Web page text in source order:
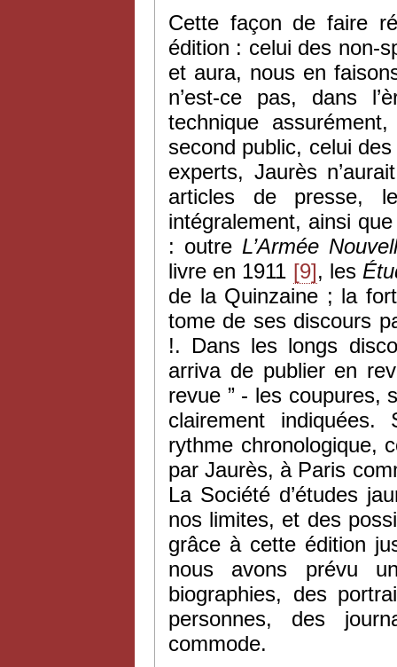
Cette façon de faire
édition : celui des non-
et aura, nous en
n’est-ce pas, dans
technique
second public, celui
experts, Jaurès
articles de presse,
intégralement, ainsi
: outreL’Armée
livre en 1911 [9], les
de la Quinzaine ; la
tome de ses discours
!. Dans les longs
arriva de publier en
revue ” - les coupures,
clairement
rythme chronologique,
par Jaurès, à Paris
La Société d’études
nos limites, et des
grâce à cette édition
nous avons prévu
biographies, des
personnes, des
commode.